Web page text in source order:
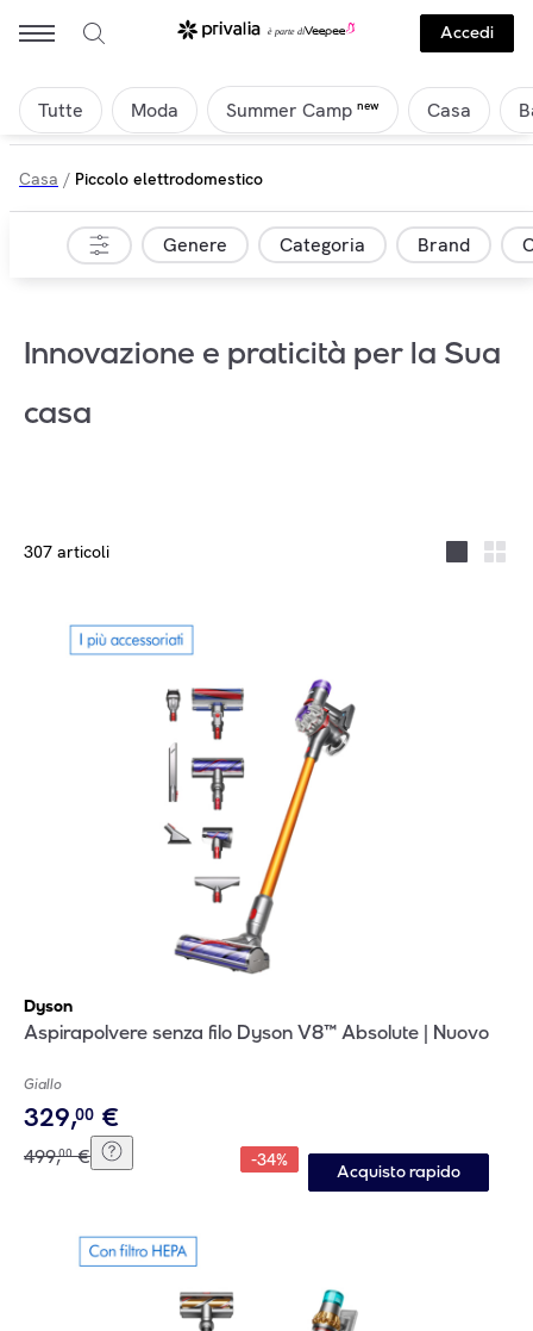
Accedi
Tutte Moda Summer Camp new Casa
Casa / Piccolo elettrodomestico
Genere Categoria Brand
Innovazione e praticità per la Sua
casa
307 articoli
Dyson
Aspirapolvere senza filo Dyson V8™ Absolute | Nuovo
Giallo
329,00 €
499,00 € -34%
Acquisto rapido